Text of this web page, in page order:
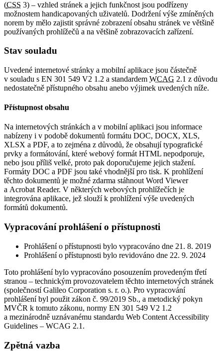
(CSS 3) – vzhled stránek a jejich funkčnost jsou podřízeny
možnostem handicapovaných uživatelů. Dodržení výše zmíněných
norem by mělo zajistit správné zobrazení obsahu stránek ve většině
používaných prohlížečů a na většině zobrazovacích zařízení.
Stav souladu
Uvedené internetové stránky a mobilní aplikace jsou částečně
v souladu s EN 301 549 V2 1.2 a standardem WCAG 2.1 z důvodu
nedostatečně přístupného obsahu anebo výjimek uvedených níže.
Přístupnost obsahu
Na internetových stránkách a v mobilní aplikaci jsou informace
nabízeny i v podobě dokumentů formátu DOC, DOCX, XLS,
XLSX a PDF, a to zejména z důvodů, že obsahují typografické
prvky a formátování, které webový formát HTML nepodporuje,
nebo jsou příliš velké, proto pak doporučujeme jejich stažení.
Formáty DOC a PDF jsou také vhodnější pro tisk. K prohlížení
těchto dokumentů je možné zdarma stáhnout Word Viewer
a Acrobat Reader. V některých webových prohlížečích je
integrována aplikace, jež slouží k prohlížení výše uvedených
formátů dokumentů.
Vypracování prohlášení o přístupnosti
Prohlášení o přístupnosti bylo vypracováno dne 21. 8. 2019
Prohlášení o přístupnosti bylo revidováno dne 22. 9. 2024
Toto prohlášení bylo vypracováno posouzením provedeným třetí
stranou – technickým provozovatelem těchto internetových stránek
(společností Galileo Corporation s. r. o.). Pro vypracování
prohlášení byl použit zákon č. 99/2019 Sb., a metodický pokyn
MVČR k tomuto zákonu, normy EN 301 549 V2 1.2
a mezinárodně uznávanému standardu Web Content Accessibility
Guidelines – WCAG 2.1.
Zpětná vazba